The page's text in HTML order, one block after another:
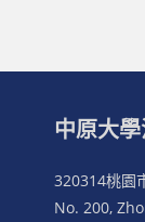
中原大
320314桃園
No. 200,